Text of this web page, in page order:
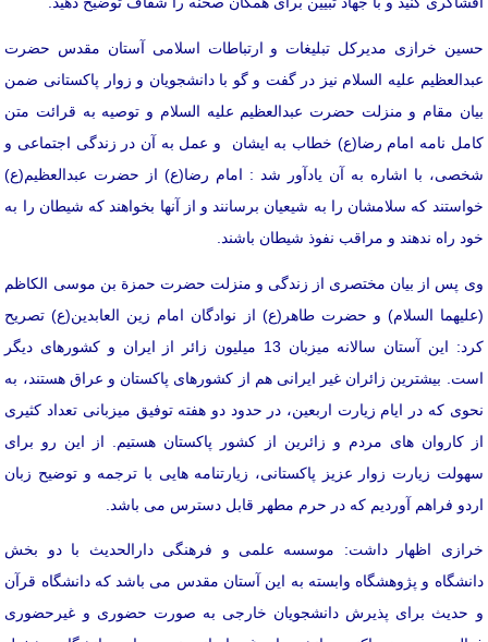
حسین خرازی مدیرکل تبلیغات و ارتباطات اسلامی آستان مقدس حضرت
عبدالعظیم علیه السلام نیز در گفت و گو با دانشجویان و زوار پاکستانی ضمن
بیان مقام و منزلت حضرت عبدالعظیم علیه السلام و توصیه به قرائت متن
کامل نامه امام رضا(ع) خطاب به ایشان و عمل به آن در زندگی اجتماعی و
شخصی، با اشاره به آن یادآور شد : امام رضا(ع) از حضرت عبدالعظیم(ع)
خواستند که سلامشان را به شیعیان برسانند و از آنها بخواهند که شیطان را به
خود راه ندهند و مراقب نفوذ شیطان باشند.
وی پس از بیان مختصری از زندگی و منزلت حضرت حمزة بن موسی الکاظم
(علیهما السلام) و حضرت طاهر(ع) از نوادگان امام زین العابدین(ع) تصریح
کرد: این آستان سالانه میزبان 13 میلیون زائر از ایران و کشورهای دیگر
است. بیشترین زائران غیر ایرانی هم از کشورهای پاکستان و عراق هستند، به
نحوی که در ایام زیارت اربعین، در حدود دو هفته توفیق میزبانی تعداد کثیری
از کاروان های مردم و زائرین از کشور پاکستان هستیم. از این رو برای
سهولت زیارت زوار عزیز پاکستانی، زیارتنامه هایی با ترجمه و توضیح زبان
اردو فراهم آوردیم که در حرم مطهر قابل دسترس می باشد.
خرازی اظهار داشت: موسسه علمی و فرهنگی دارالحدیث با دو بخش
دانشگاه و پژوهشگاه وابسته به این آستان مقدس می باشد که دانشگاه قرآن
و حدیث برای پذیرش دانشجویان خارجی به صورت حضوری و غیرحضوری